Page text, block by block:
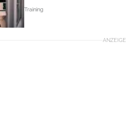
Training
ANZEIGE